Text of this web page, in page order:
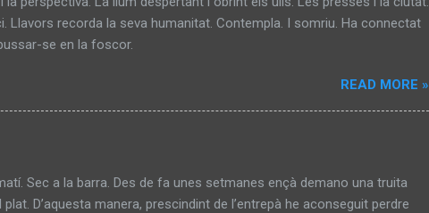
Llavors recorda la seva humanitat. Contempla. I somriu. Ha connectat
per capbussar-se en la foscor.
READ MORE »
Sec a la barra. Des de fa unes setmanes ençà demano una truita
D’aquesta manera, prescindint de l’entrepà he aconseguit perdre